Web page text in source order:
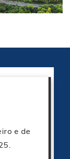
e de